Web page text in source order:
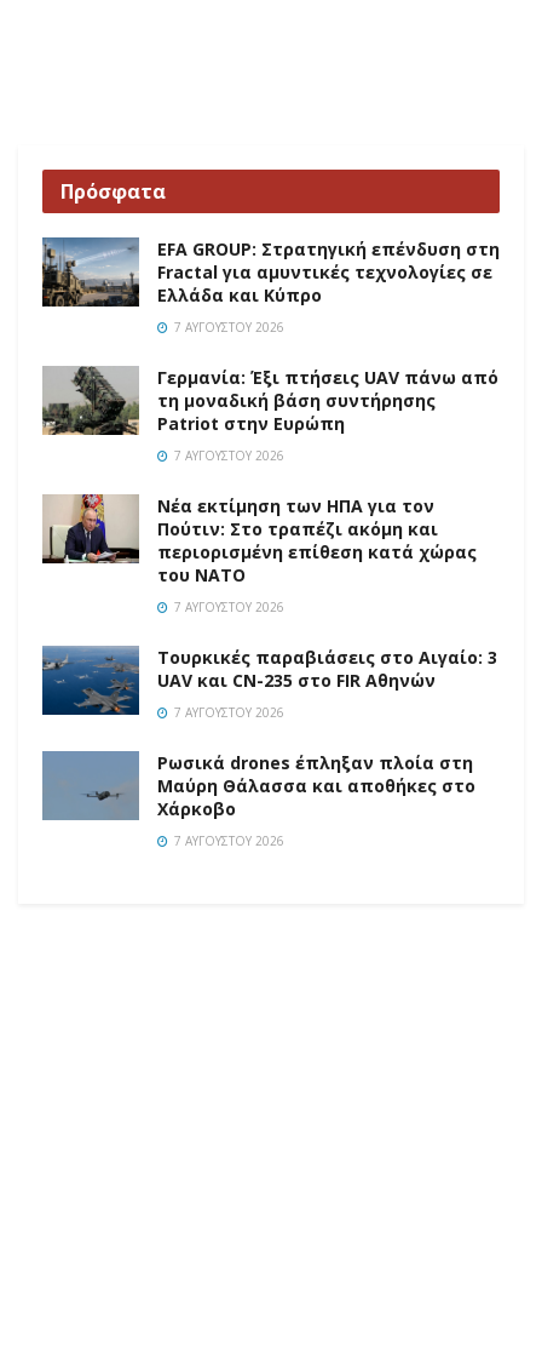
Πρόσφατα
EFA GROUP: Στρατηγική επένδυση στη
Fractal για αμυντικές τεχνολογίες σε
Ελλάδα και Κύπρο
7 ΑΥΓΟΎΣΤΟΥ 2026
Γερμανία: Έξι πτήσεις UAV πάνω από
τη μοναδική βάση συντήρησης
Patriot στην Ευρώπη
7 ΑΥΓΟΎΣΤΟΥ 2026
Νέα εκτίμηση των ΗΠΑ για τον
Πούτιν: Στο τραπέζι ακόμη και
περιορισμένη επίθεση κατά χώρας
του ΝΑΤΟ
7 ΑΥΓΟΎΣΤΟΥ 2026
Τουρκικές παραβιάσεις στο Αιγαίο: 3
UAV και CN-235 στο FIR Αθηνών
7 ΑΥΓΟΎΣΤΟΥ 2026
Ρωσικά drones έπληξαν πλοία στη
Μαύρη Θάλασσα και αποθήκες στο
Χάρκοβο
7 ΑΥΓΟΎΣΤΟΥ 2026